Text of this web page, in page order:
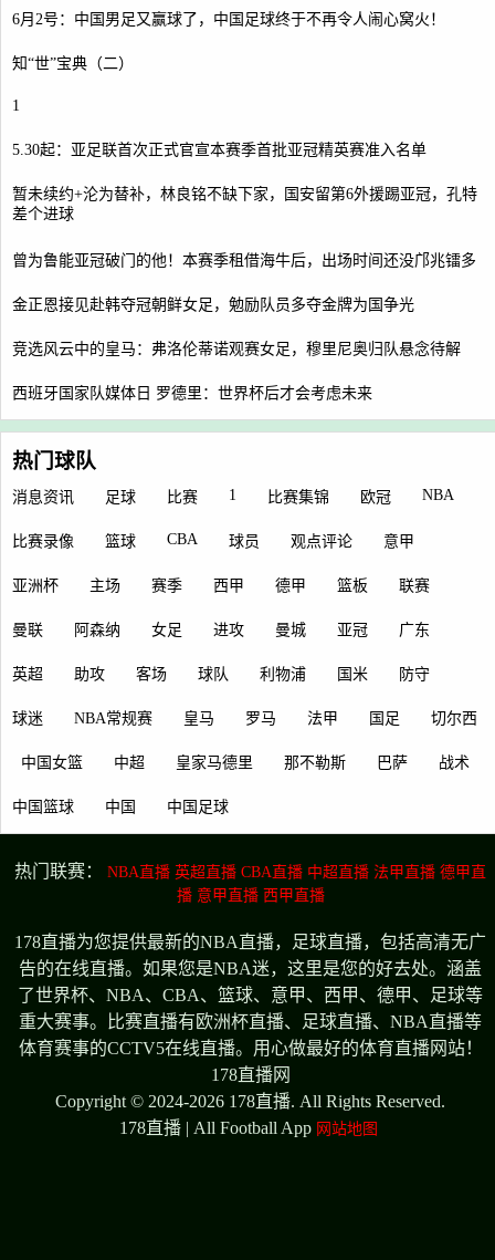
6月2号：中国男足又赢球了，中国足球终于不再令人闹心窝火！
知“世”宝典（二）
1
5.30起：亚足联首次正式官宣本赛季首批亚冠精英赛准入名单
暂未续约+沦为替补，林良铭不缺下家，国安留第6外援踢亚冠，孔特
差个进球
曾为鲁能亚冠破门的他！本赛季租借海牛后，出场时间还没邝兆镭多
金正恩接见赴韩夺冠朝鲜女足，勉励队员多夺金牌为国争光
竞选风云中的皇马：弗洛伦蒂诺观赛女足，穆里尼奥归队悬念待解
西班牙国家队媒体日 罗德里：世界杯后才会考虑未来
热门球队
消息资讯 足球 比赛 1 比赛集锦 欧冠 NBA
比赛录像 篮球 CBA 球员 观点评论 意甲
亚洲杯 主场 赛季 西甲 德甲 篮板 联赛
曼联 阿森纳 女足 进攻 曼城 亚冠 广东
英超 助攻 客场 球队 利物浦 国米 防守
球迷 NBA常规赛 皇马 罗马 法甲 国足 切尔西
中国女篮 中超 皇家马德里 那不勒斯 巴萨 战术
中国篮球 中国 中国足球
热门联赛： NBA直播 英超直播 CBA直播 中超直播 法甲直播 德甲直
播 意甲直播 西甲直播
178直播为您提供最新的NBA直播，足球直播，包括高清无广
告的在线直播。如果您是NBA迷，这里是您的好去处。涵盖
了世界杯、NBA、CBA、篮球、意甲、西甲、德甲、足球等
重大赛事。比赛直播有欧洲杯直播、足球直播、NBA直播等
体育赛事的CCTV5在线直播。用心做最好的体育直播网站！
178直播网
Copyright © 2024-2026 178直播. All Rights Reserved.
178直播 | All Football App 网站地图